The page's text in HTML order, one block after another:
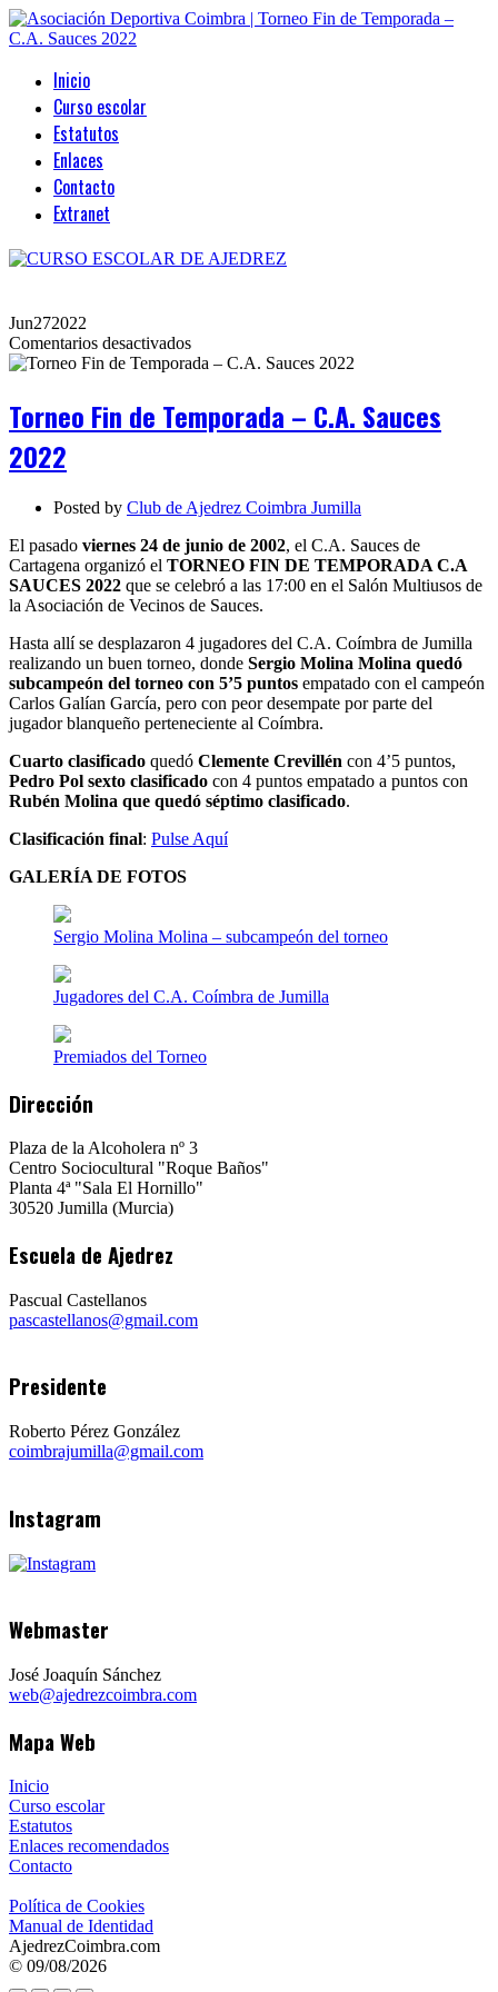
Inicio
Curso escolar
Estatutos
Enlaces
Contacto
Extranet
Jun272022
Comentarios desactivadosen
Torneo
Temporada
2022
Torneo Fin de Temporada – C.A. Sauces
2022
Posted by Club de Ajedrez Coimbra Jumilla
El pasado viernes 24 de junio de 2002, el C.A. Sauces de
Cartagena organizó el TORNEO FIN DE TEMPORADA C.A
SAUCES 2022 que se celebró a las 17:00 en el Salón Multiusos de
la Asociación de Vecinos de Sauces.
Hasta allí se desplazaron 4 jugadores del C.A. Coímbra de Jumilla
realizando un buen torneo, donde Sergio Molina Molina quedó
subcampeón del torneo con 5’5 puntos empatado con el campeón
Carlos Galían García, pero con peor desempate por parte del
jugador blanqueño perteneciente al Coímbra.
Cuarto clasificado quedó Clemente Crevillén con 4’5 puntos,
Pedro Pol sexto clasificado con 4 puntos empatado a puntos con
Rubén Molina que quedó séptimo clasificado.
Clasificación final: Pulse Aquí
GALERÍA DE FOTOS
Sergio Molina Molina – subcampeón del torneo
Jugadores del C.A. Coímbra de Jumilla
Premiados del Torneo
Dirección
Plaza de la Alcoholera nº 3
Centro Sociocultural "Roque Baños"
Planta 4ª "Sala El Hornillo"
30520 Jumilla (Murcia)
Escuela de Ajedrez
Pascual Castellanos
pascastellanos@gmail.com
Presidente
Roberto Pérez González
coimbrajumilla@gmail.com
Instagram
Webmaster
José Joaquín Sánchez
web@ajedrezcoimbra.com
Mapa Web
Inicio
Curso escolar
Estatutos
Enlaces recomendados
Contacto
Política de Cookies
Manual de Identidad
AjedrezCoimbra.com
© 09/08/2026